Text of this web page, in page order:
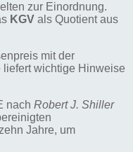
zur Einordnung.
KGV als Quotient aus
mit der
liefert wichtige Hinweise
nach Robert J. Shiller
Jahre, um